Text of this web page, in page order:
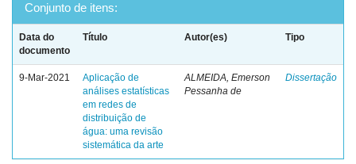
Conjunto de itens:
Data do
documento
Título Autor(es) Tipo
9-Mar-2021
Aplicação de
análises estatísticas
em redes de
distribuição de
água: uma revisão
sistemática da arte
ALMEIDA, Emerson
Pessanha de
Dissertação